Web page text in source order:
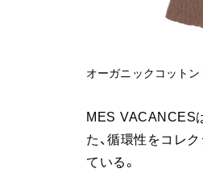
オーガニックコットン
MES VACANCES
た、循環性をコレ
ている。